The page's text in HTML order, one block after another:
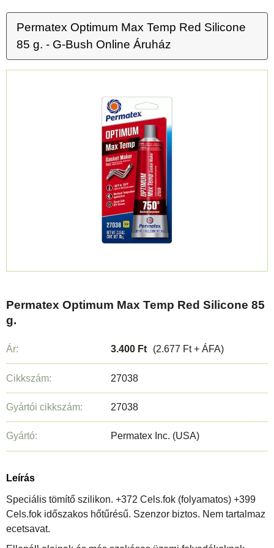
Permatex Optimum Max Temp Red Silicone
85 g. - G-Bush Online Áruház
Permatex Optimum Max Temp Red Silicone 85
g.
Ár: 3.400 Ft (2.677 Ft + ÁFA)
Cikkszám: 27038
Gyártói cikkszám: 27038
Gyártó: Permatex Inc. (USA)
Leírás
Speciális tömítő szilikon. +372 Cels.fok (folyamatos) +399
Cels.fok időszakos hőtűrésű. Szenzor biztos. Nem tartalmaz
ecetsavat.